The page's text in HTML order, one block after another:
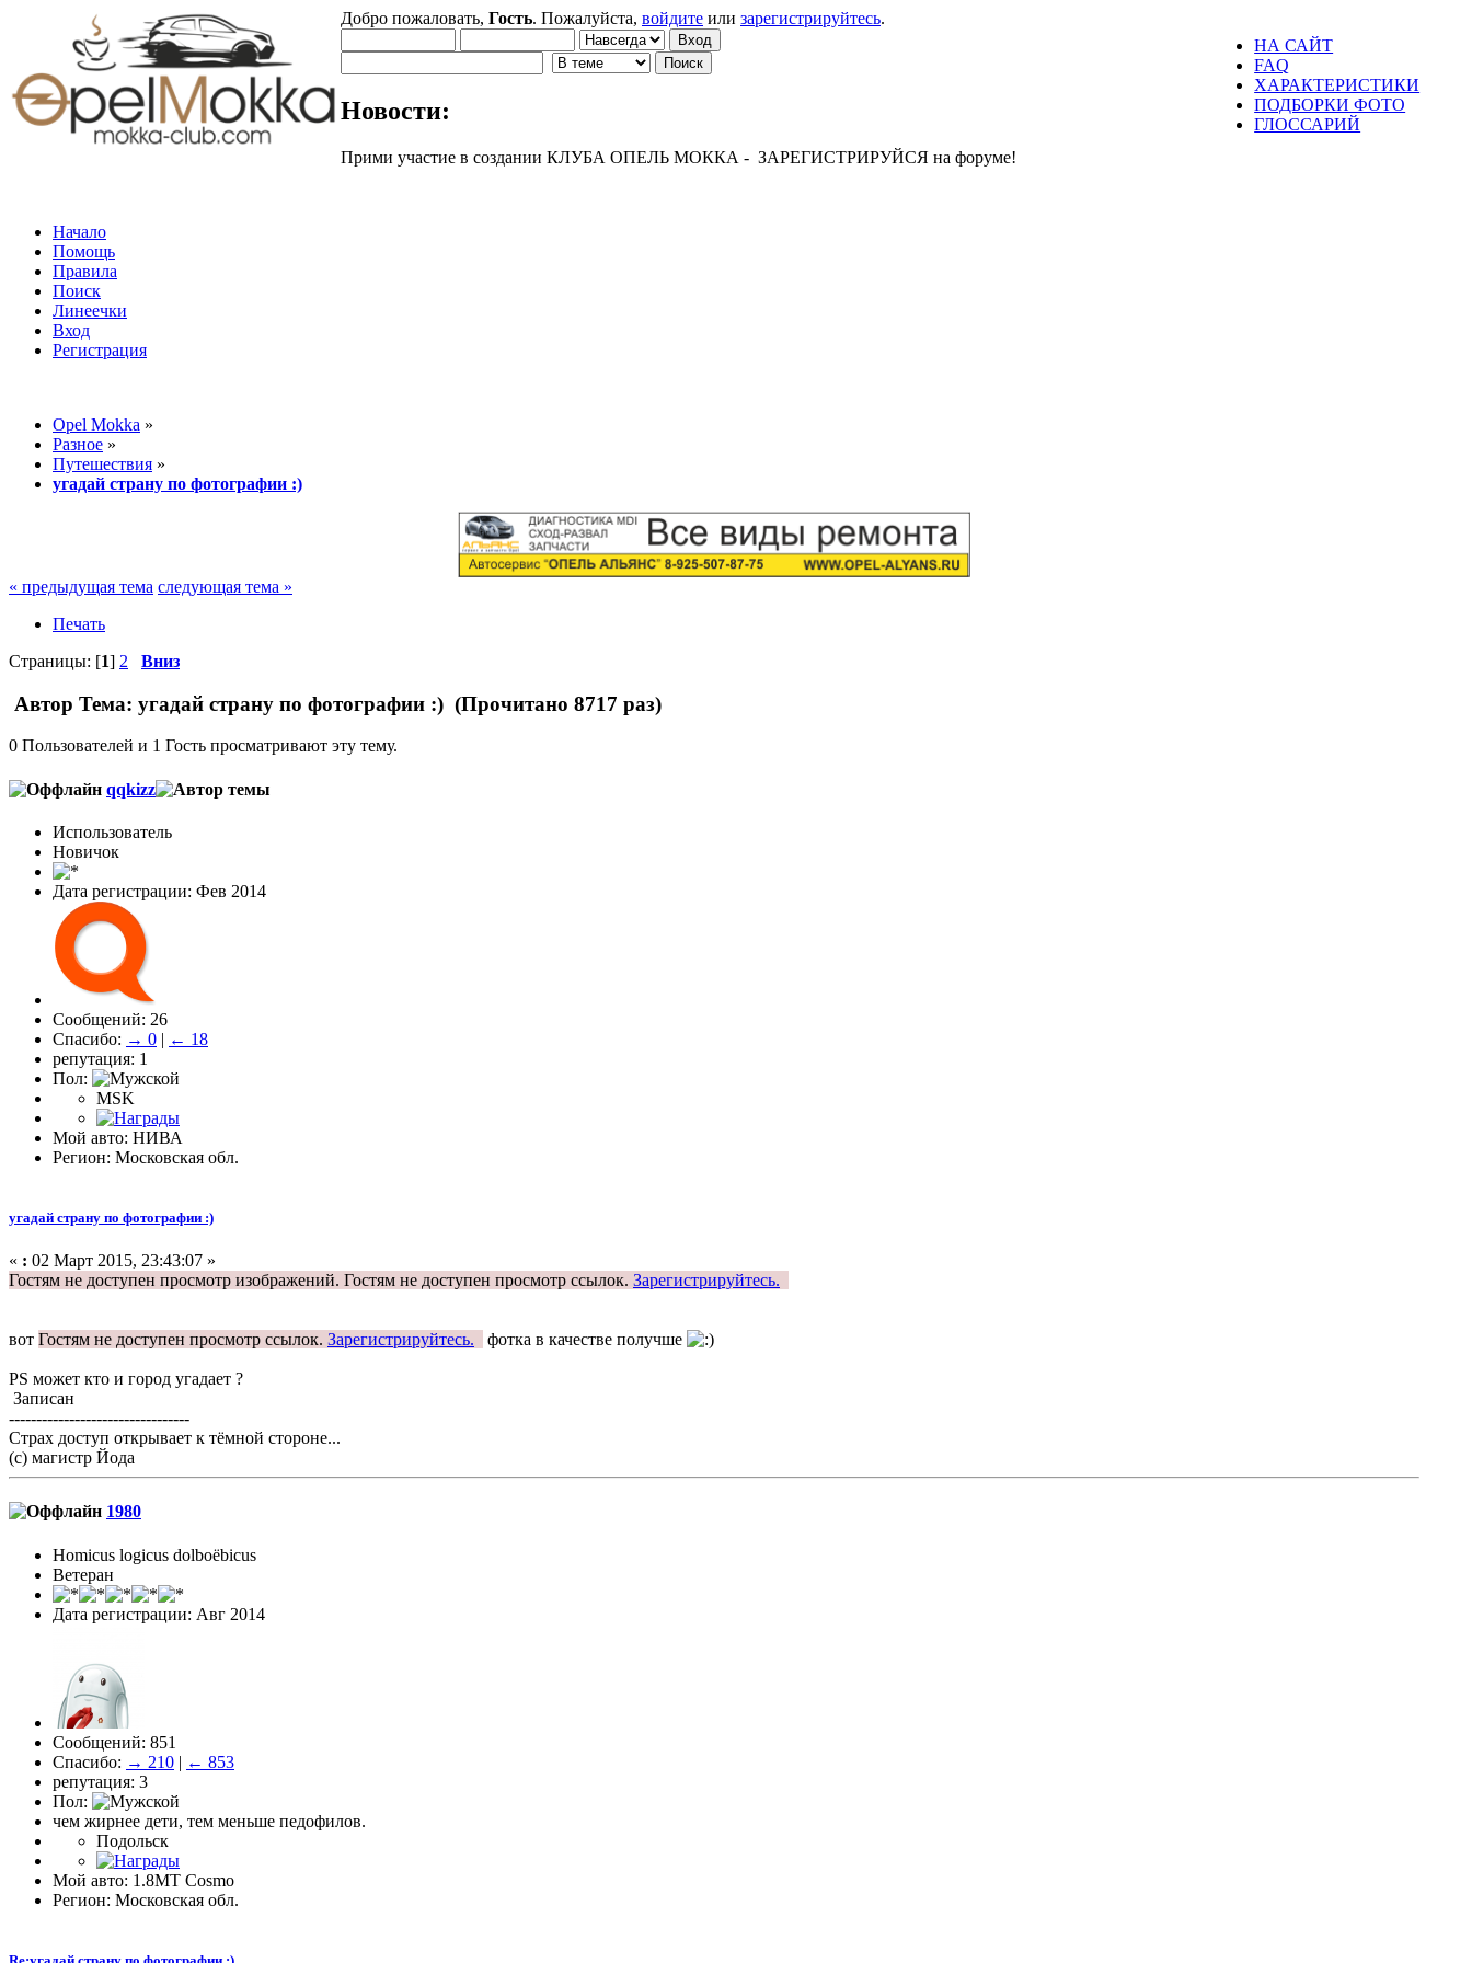
НА САЙТ
FAQ
ХАРАКТЕРИСТИКИ
ПОДБОРКИ ФОТО
ГЛОССАРИЙ
Добро пожаловать, Гость. Пожалуйста, войдите или зарегистрируйтесь.
Новости:
Прими участие в создании КЛУБА ОПЕЛЬ МОККА - ЗАРЕГИСТРИРУЙСЯ на форуме!
Начало
Помощь
Правила
Поиск
Линеечки
Вход
Регистрация
Opel Mokka »
Разное »
Путешествия »
угадай страну по фотографии :)
« предыдущая тема следующая тема »
Печать
Страницы: [1] 2 Вниз
Автор Тема: угадай страну по фотографии :) (Прочитано 8717 раз)
0 Пользователей и 1 Гость просматривают эту тему.
qqkizz
Использователь
Новичок
Дата регистрации: Фев 2014
Сообщений: 26
Спасибо: → 0 | ← 18
репутация: 1
Пол:
MSK
Мой авто: НИВА
Регион: Московская обл.
угадай страну по фотографии :)
« : 02 Март 2015, 23:43:07 »
Гостям не доступен просмотр изображений. Гостям не доступен просмотр ссылок. Зарегистрируйтесь.
вот Гостям не доступен просмотр ссылок. Зарегистрируйтесь. фотка в качестве получше
PS может кто и город угадает ?
Записан
---------------------------------
Страх доступ открывает к тёмной стороне...
(с) магистр Йода
1980
Homicus logicus dolboёbicus
Ветеран
Дата регистрации: Авг 2014
Сообщений: 851
Спасибо: → 210 | ← 853
репутация: 3
Пол:
чем жирнее дети, тем меньше педофилов.
Подольск
Мой авто: 1.8MT Cosmo
Регион: Московская обл.